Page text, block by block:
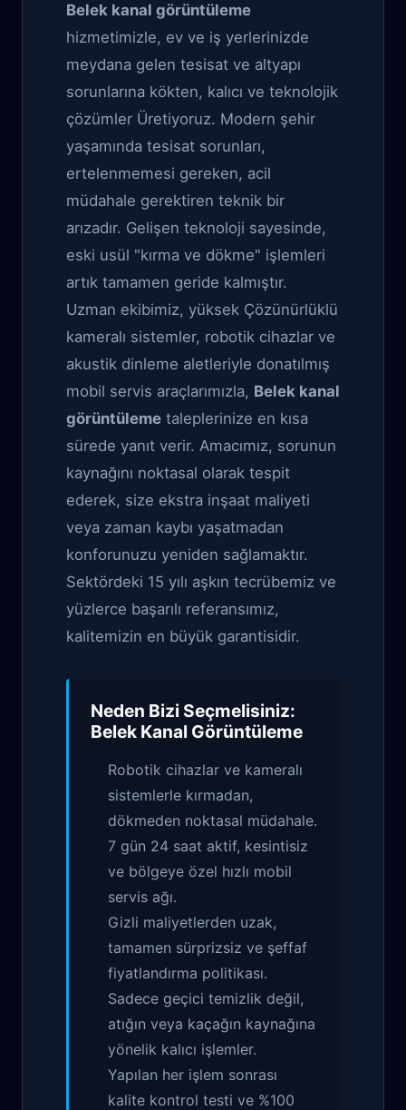
Belek kanal görüntüleme
hizmetimizle, ev ve iş yerlerinizde
meydana gelen tesisat ve altyapı
sorunlarına kökten, kalıcı ve teknolojik
çözümler Üretiyoruz. Modern şehir
yaşamında tesisat sorunları,
ertelenmemesi gereken, acil
müdahale gerektiren teknik bir
arızadır. Gelişen teknoloji sayesinde,
eski usül "kırma ve dökme" işlemleri
artık tamamen geride kalmıştır.
Uzman ekibimiz, yüksek Çözünürlüklü
kameralı sistemler, robotik cihazlar ve
akustik dinleme aletleriyle donatılmış
mobil servis araçlarımızla, Belek kanal
görüntüleme taleplerinize en kısa
sürede yanıt verir. Amacımız, sorunun
kaynağını noktasal olarak tespit
ederek, size ekstra inşaat maliyeti
veya zaman kaybı yaşatmadan
konforunuzu yeniden sağlamaktır.
Sektördeki 15 yılı aşkın tecrübemiz ve
yüzlerce başarılı referansımız,
kalitemizin en büyük garantisidir.
Neden Bizi Seçmelisiniz:
Belek Kanal Görüntüleme
Robotik cihazlar ve kameralı
sistemlerle kırmadan,
dökmeden noktasal müdahale.
7 gün 24 saat aktif, kesintisiz
ve bölgeye özel hızlı mobil
servis ağı.
Gizli maliyetlerden uzak,
tamamen sürprizsiz ve şeffaf
fiyatlandırma politikası.
Sadece geçici temizlik değil,
atığın veya kaçağın kaynağına
yönelik kalıcı işlemler.
Yapılan her işlem sonrası
kalite kontrol testi ve %100